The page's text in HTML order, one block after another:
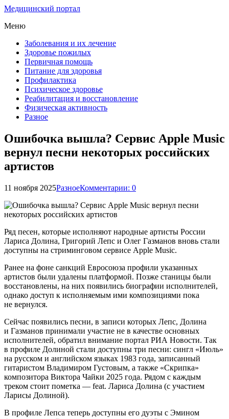
Медицинский портал
Меню
Заболевания и их лечение
Здоровье пожилых
Первичная помощь
Питание для здоровья
Профилактика
Психическое здоровье
Реабилитация и восстановление
Физическая активность
Разное
Ошибочка вышла? Сервис Apple Music
вернул песни некоторых российских
артистов
11 ноября 2025РазноеКомментарии: 0
Ряд песен, которые исполняют народные артисты России
Лариса Долина, Григорий Лепс и Олег Газманов вновь стали
доступны на стриминговом сервисе Apple Music.
Ранее на фоне санкций Евросоюза профили указанных
артистов были удалены платформой. Позже станицы были
восстановлены, на них появились биографии исполнителей,
однако доступ к исполняемым ими композициями пока
не вернулся.
Сейчас появились песни, в записи которых Лепс, Долина
и Газманов принимали участие не в качестве основных
исполнителей, обратил внимание портал РИА Новости. Так
в профиле Долиной стали доступны три песни: сингл «Июль»
на русском и английском языках 1983 года, записанный
гитаристом Владимиром Густовым, а также «Скрипка»
композитора Виктора Чайки 2025 года. Рядом с каждым
треком стоит пометка — feat. Лариса Долина (с участием
Ларисы Долиной).
В профиле Лепса теперь доступны его дуэты с Эмином